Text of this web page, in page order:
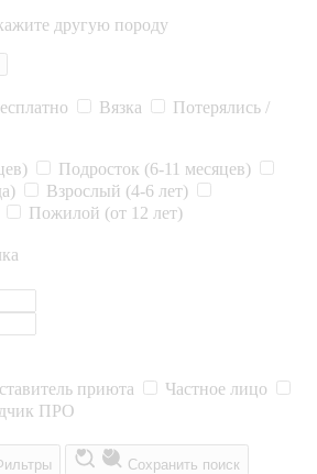
другую породу
Вязка
Потерялись /
Подросток (6-11 месяцев)
Взрослый (4-6 лет)
Пожилой (от 12 лет)
приюта
Частное лицо
ПРО
Сохранить поиск